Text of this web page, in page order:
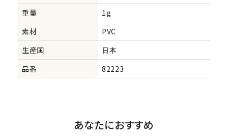
重量
1g
素材
PVC
生産国
日本
品番
82223
あなたにおすすめ